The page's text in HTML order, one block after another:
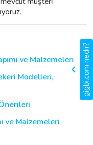
ve Malzemeleri
Modelleri,
ve Malzemeleri
gigbi.com nedir?